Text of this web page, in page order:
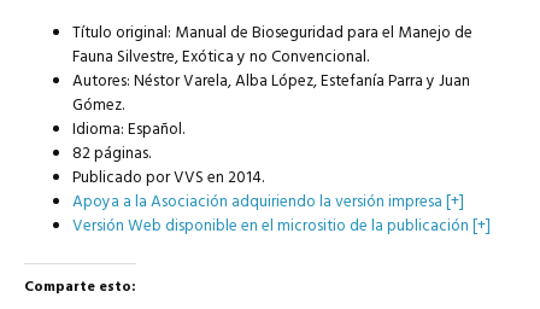
Título original: Manual de Bioseguridad para el Manejo de
Fauna Silvestre, Exótica y no Convencional.
Autores: Néstor Varela, Alba López, Estefanía Parra y Juan
Gómez.
Idioma: Español.
82 páginas.
Publicado por VVS en 2014.
Apoya a la Asociación adquiriendo la versión impresa [+]
Versión Web disponible en el micrositio de la publicación [+]
Comparte esto: